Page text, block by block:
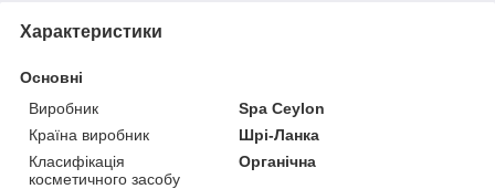
Характеристики
Основні
Виробник
Spa Ceylon
Країна виробник
Шрі-Ланка
Класифікація
косметичного засобу
Органічна